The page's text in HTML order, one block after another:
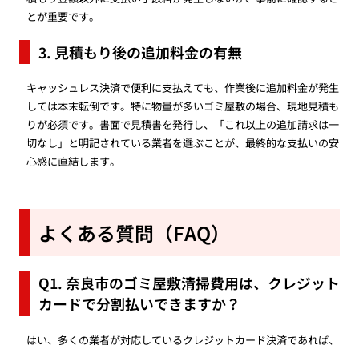
とが重要です。
3. 見積もり後の追加料金の有無
キャッシュレス決済で便利に支払えても、作業後に追加料金が発生
しては本末転倒です。特に物量が多いゴミ屋敷の場合、現地見積も
りが必須です。書面で見積書を発行し、「これ以上の追加請求は一
切なし」と明記されている業者を選ぶことが、最終的な支払いの安
心感に直結します。
よくある質問（FAQ）
Q1. 奈良市のゴミ屋敷清掃費用は、クレジット
カードで分割払いできますか？
はい、多くの業者が対応しているクレジットカード決済であれば、